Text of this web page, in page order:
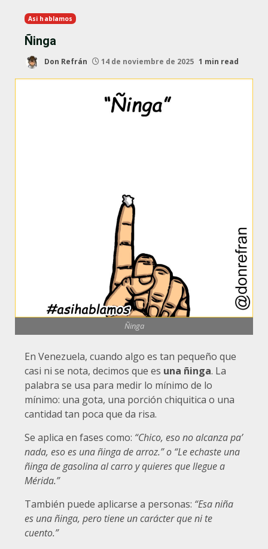
Asi hablamos
Ñinga
Don Refrán 14 de noviembre de 2025 1 min read
Ñinga
En Venezuela, cuando algo es tan pequeño que
casi ni se nota, decimos que es una ñinga. La
palabra se usa para medir lo mínimo de lo
mínimo: una gota, una porción chiquitica o una
cantidad tan poca que da risa.
Se aplica en fases como: “Chico, eso no alcanza pa’
nada, eso es una ñinga de arroz.” o “Le echaste una
ñinga de gasolina al carro y quieres que llegue a
Mérida.”
También puede aplicarse a personas: “Esa niña
es una ñinga, pero tiene un carácter que ni te
cuento.”